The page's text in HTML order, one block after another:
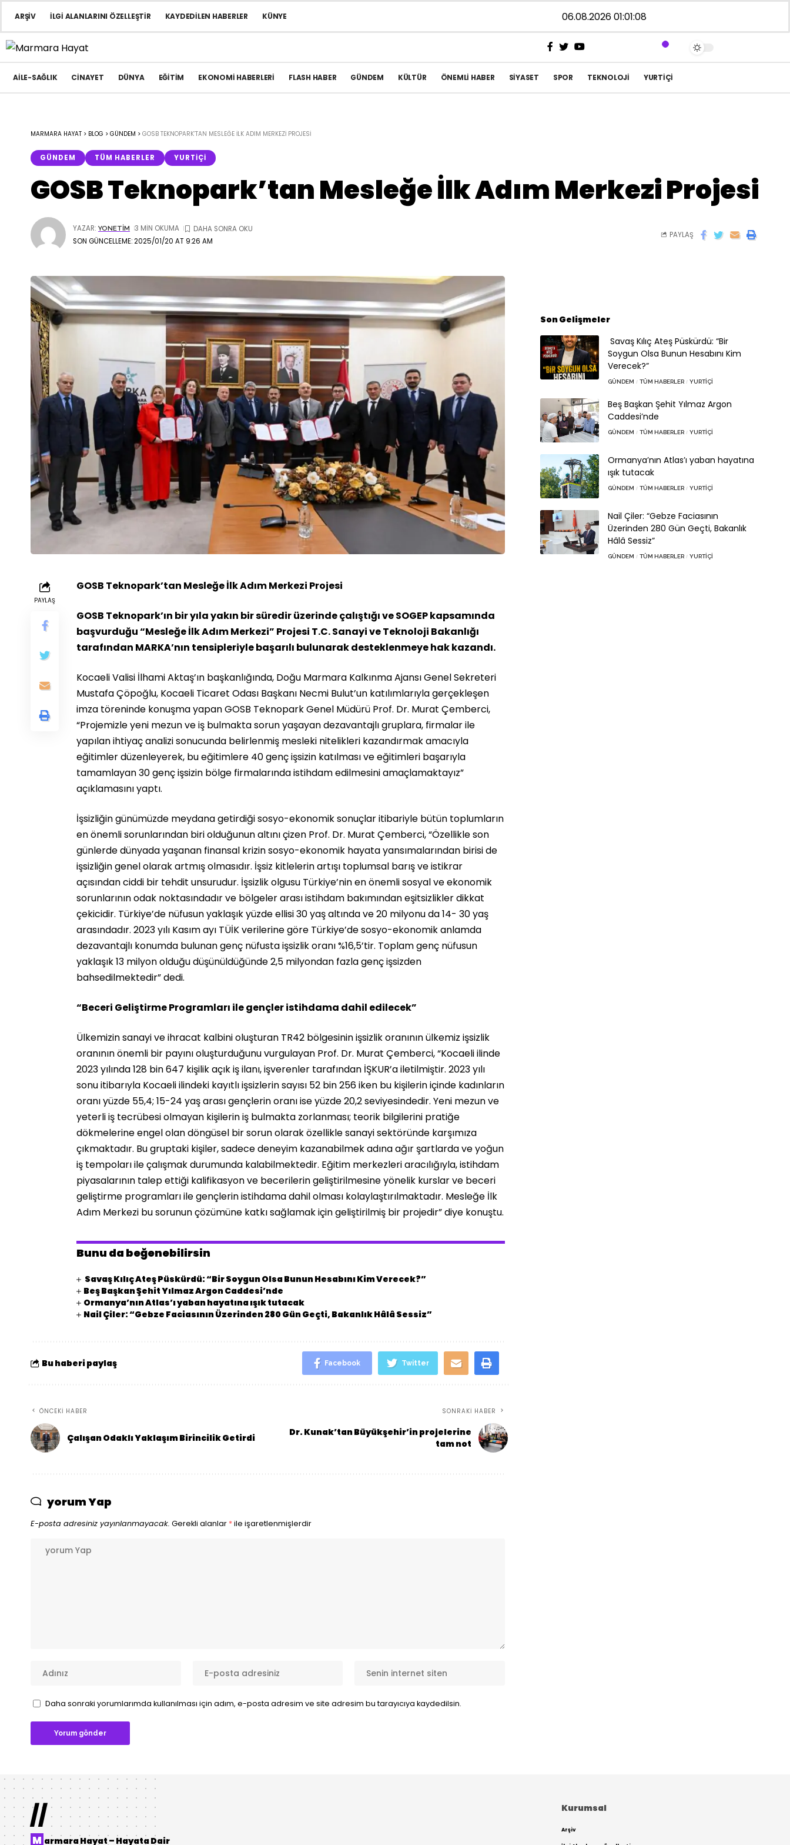
ARŞIV İLGI ALANLARINI ÖZELLEŞTIR KAYDEDILEN HABERLER KÜNYE 06.08.2026 01:01:09
AILE-SAĞLIK CINAYET DÜNYA EĞITIM EKONOMI HABERLERI FLASH HABER GÜNDEM KÜLTÜR ÖNEMLI HABER SIYASET SPOR TEKNOLOJI YURTIÇI
MARMARA HAYAT > BLOG > GÜNDEM > GOSB TEKNOPARK’TAN MESLEĞE İLK ADIM MERKEZI PROJESI
GÜNDEM TÜM HABERLER YURTIÇI
GOSB Teknopark’tan Mesleğe İlk Adım Merkezi Projesi
SON GÜNCELLEME: 2025/01/20 AT 9:26 AM
YAZAR: YONETIM 3 MIN OKUMA
PAYLAŞ
PAYLAŞ
GOSB Teknopark’tan Mesleğe İlk Adım Merkezi Projesi
GOSB Teknopark’ın bir yıla yakın bir süredir üzerinde çalıştığı ve SOGEP kapsamında
başvurduğu “Mesleğe İlk Adım Merkezi” Projesi T.C. Sanayi ve Teknoloji Bakanlığı
tarafından MARKA’nın tensipleriyle başarılı bulunarak desteklenmeye hak kazandı.
Kocaeli Valisi İlhami Aktaş’ın başkanlığında, Doğu Marmara Kalkınma Ajansı Genel Sekreteri
Mustafa Çöpoğlu, Kocaeli Ticaret Odası Başkanı Necmi Bulut’un katılımlarıyla gerçekleşen
imza töreninde konuşma yapan GOSB Teknopark Genel Müdürü Prof. Dr. Murat Çemberci,
“Projemizle yeni mezun ve iş bulmakta sorun yaşayan dezavantajlı gruplara, firmalar ile
yapılan ihtiyaç analizi sonucunda belirlenmiş mesleki nitelikleri kazandırmak amacıyla
eğitimler düzenleyerek, bu eğitimlere 40 genç işsizin katılması ve eğitimleri başarıyla
tamamlayan 30 genç işsizin bölge firmalarında istihdam edilmesini amaçlamaktayız”
açıklamasını yaptı.
İşsizliğin günümüzde meydana getirdiği sosyo-ekonomik sonuçlar itibariyle bütün toplumların
en önemli sorunlarından biri olduğunun altını çizen Prof. Dr. Murat Çemberci, “Özellikle son
günlerde dünyada yaşanan finansal krizin sosyo-ekonomik hayata yansımalarından birisi de
işsizliğin genel olarak artmış olmasıdır. İşsiz kitlelerin artışı toplumsal barış ve istikrar
açısından ciddi bir tehdit unsurudur. İşsizlik olgusu Türkiye’nin en önemli sosyal ve ekonomik
sorunlarının odak noktasındadır ve bölgeler arası istihdam bakımından eşitsizlikler dikkat
çekicidir. Türkiye’de nüfusun yaklaşık yüzde ellisi 30 yaş altında ve 20 milyonu da 14- 30 yaş
arasındadır. 2023 yılı Kasım ayı TÜİK verilerine göre Türkiye’de sosyo-ekonomik anlamda
dezavantajlı konumda bulunan genç nüfusta işsizlik oranı %16,5’tir. Toplam genç nüfusun
yaklaşık 13 milyon olduğu düşünüldüğünde 2,5 milyondan fazla genç işsizden
bahsedilmektedir” dedi.
“Beceri Geliştirme Programları ile gençler istihdama dahil edilecek”
Ülkemizin sanayi ve ihracat kalbini oluşturan TR42 bölgesinin işsizlik oranının ülkemiz işsizlik
oranının önemli bir payını oluşturduğunu vurgulayan Prof. Dr. Murat Çemberci, “Kocaeli ilinde
2023 yılında 128 bin 647 kişilik açık iş ilanı, işverenler tarafından İŞKUR’a iletilmiştir. 2023 yılı
sonu itibarıyla Kocaeli ilindeki kayıtlı işsizlerin sayısı 52 bin 256 iken bu kişilerin içinde kadınların
oranı yüzde 55,4; 15-24 yaş arası gençlerin oranı ise yüzde 20,2 seviyesindedir. Yeni mezun ve
yeterli iş tecrübesi olmayan kişilerin iş bulmakta zorlanması; teorik bilgilerini pratiğe
dökmelerine engel olan döngüsel bir sorun olarak özellikle sanayi sektöründe karşımıza
çıkmaktadır. Bu gruptaki kişiler, sadece deneyim kazanabilmek adına ağır şartlarda ve yoğun
iş tempoları ile çalışmak durumunda kalabilmektedir. Eğitim merkezleri aracılığıyla, istihdam
piyasalarının talep ettiği kalifikasyon ve becerilerin geliştirilmesine yönelik kurslar ve beceri
geliştirme programları ile gençlerin istihdama dahil olması kolaylaştırılmaktadır. Mesleğe İlk
Adım Merkezi bu sorunun çözümüne katkı sağlamak için geliştirilmiş bir projedir” diye konuştu.
Bunu da beğenebilirsin
Savaş Kılıç Ateş Püskürdü: “Bir Soygun Olsa Bunun Hesabını Kim Verecek?”
Beş Başkan Şehit Yılmaz Argon Caddesi’nde
Ormanya’nın Atlas’ı yaban hayatına ışık tutacak
Nail Çiler: “Gebze Faciasının Üzerinden 280 Gün Geçti, Bakanlık Hâlâ Sessiz”
Bu haberi paylaş Facebook Twitter
ÖNCEKI HABER
Çalışan Odaklı Yaklaşım Birincilik Getirdi
SONRAKI HABER
Dr. Kunak’tan Büyükşehir’in projelerine
tam not
yorum Yap
E-posta adresiniz yayınlanmayacak. Gerekli alanlar *ile işaretlenmişlerdir
Daha sonraki yorumlarımda kullanılması için adım, e-posta adresim ve site adresim bu tarayıcıya kaydedilsin.
Son Gelişmeler
Savaş Kılıç Ateş Püskürdü: “Bir
Soygun Olsa Bunun Hesabını Kim
Verecek?”
GÜNDEM TÜM HABERLER YURTIÇI
Beş Başkan Şehit Yılmaz Argon
Caddesi’nde
GÜNDEM TÜM HABERLER YURTIÇI
Ormanya’nın Atlas’ı yaban hayatına
ışık tutacak
GÜNDEM TÜM HABERLER YURTIÇI
Nail Çiler: “Gebze Faciasının
Üzerinden 280 Gün Geçti, Bakanlık
Hâlâ Sessiz”
GÜNDEM TÜM HABERLER YURTIÇI
//
M armara Hayat – Hayata Dair
Kurumsal
Arşiv